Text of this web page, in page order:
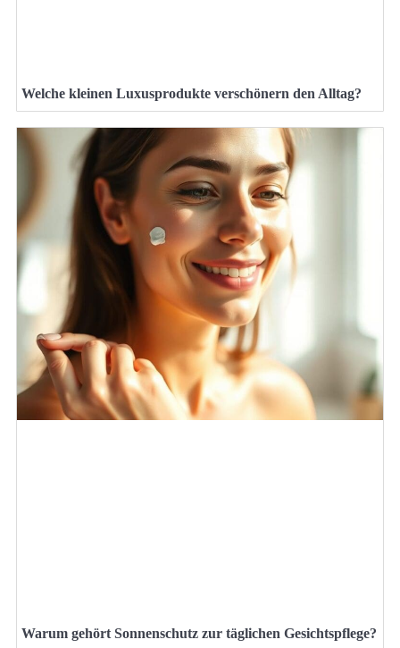
Welche kleinen Luxusprodukte verschönern den Alltag?
Warum gehört Sonnenschutz zur täglichen Gesichtspflege?